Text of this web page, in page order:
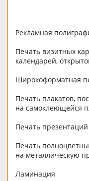
Рекламная
Печать визитных
календарей,
Широкоформатная
Печать плакатов,
на самоклеющейся
Печать презентаций
Печать
на металлическую
Ламинация